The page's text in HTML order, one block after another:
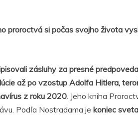
proroctvá si počas svojho života
zásluhy za presné
až po vzostup Adolfa Hitlera,
z roku 2020. Jeho kniha
Podľa Nostradama je koniec sveta